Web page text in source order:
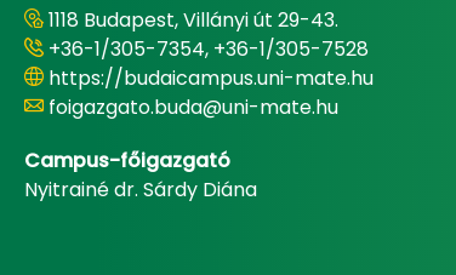
1118 Budapest, Villányi út 29-43.
+36-1/305-7354, +36-1/305-7528
https://budaicampus.uni-mate.hu
foigazgato.buda@uni-mate.hu
Campus-főigazgató
Nyitrainé dr. Sárdy Diána